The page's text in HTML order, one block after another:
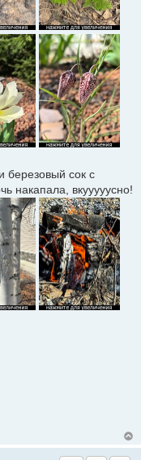
березовый сок с
накапала, вкууууусно!